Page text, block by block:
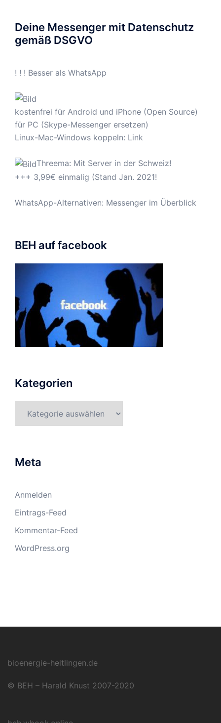
Deine Messenger mit Datenschutz
gemäß DSGVO
! ! ! Besser als WhatsApp
kostenfrei für Android und iPhone (Open Source)
für PC (Skype-Messenger ersetzen)
Linux-Mac-Windows koppeln: Link
Threema: Mit Server in der Schweiz!
+++ 3,99€ einmalig (Stand Jan. 2021!
WhatsApp-Alternativen: Messenger im Überblick
BEH auf facebook
Kategorien
Meta
Anmelden
Eintrags-Feed
Kommentar-Feed
WordPress.org
bioenergie-heitlingen.de
© BEH – Harald Knust 2007-2020